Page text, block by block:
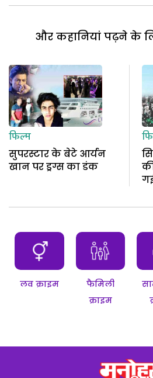
और कहानियां पढ़ने के
फिल्म
सुपरस्टार के बेटे आर्यन
खान पर ड्रग्स का डंक
लव क्राइम
फैमिली
क्राइम